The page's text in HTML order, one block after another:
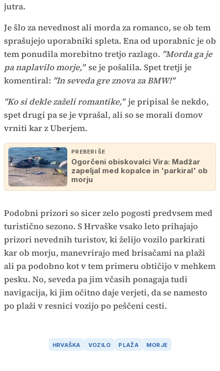
jutra.
Je šlo za nevednost ali morda za romanco, se ob tem
sprašujejo uporabniki spleta. Ena od uporabnic je ob
tem ponudila morebitno tretjo razlago. "Morda ga je
pa naplavilo morje," se je pošalila. Spet tretji je
komentiral: "In seveda gre znova za BMW!"
"Ko si dekle zaželi romantike," je pripisal še nekdo,
spet drugi pa se je vprašal, ali so se morali domov
vrniti kar z Uberjem.
PREBERI ŠE
Ogorčeni obiskovalci Vira: Madžar
zapeljal med kopalce in 'parkiral' ob
morju
Podobni prizori so sicer zelo pogosti predvsem med
turistično sezono. S Hrvaške vsako leto prihajajo
prizori nevednih turistov, ki želijo vozilo parkirati
kar ob morju, manevrirajo med brisačami na plaži
ali pa podobno kot v tem primeru obtičijo v mehkem
pesku. No, seveda pa jim včasih ponagaja tudi
navigacija, ki jim očitno daje verjeti, da se namesto
po plaži v resnici vozijo po peščeni cesti.
HRVAŠKA VOZILO PLAŽA MORJE